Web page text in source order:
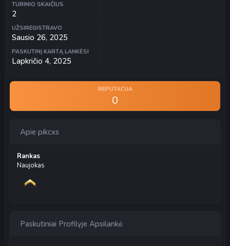
TURINIO SKAIČIUS
2
UŽSIREGISTRAVO
Sausio 26, 2025
PASKUTINĮ KARTĄ LANKĖSI
Lapkričio 4, 2025
REPUTACIJA
0
Apie pikcxs
Rankas
Naujokas
Paskutiniai Profilyje Apsilankė